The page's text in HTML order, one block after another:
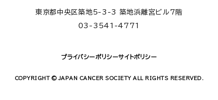
東京都中央区築地5-3-3 築地浜離宮ビル7階
03-3541-4771
プライバシーポリシーサイトポリシー
COPYRIGHT © JAPAN CANCER SOCIETY ALL RIGHTS RESERVED.